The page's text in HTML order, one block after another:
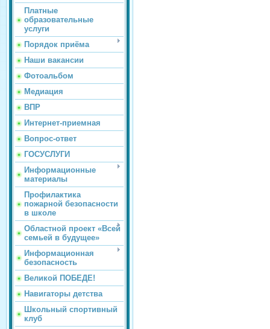
Платные
образовательные
услуги
Порядок приёма
Наши вакансии
Фотоальбом
Медиация
ВПР
Интернет-приемная
Вопрос-ответ
ГОСУСЛУГИ
Информационные
материалы
Профилактика
пожарной безопасности
в школе
Областной проект «Всей
семьей в будущее»
Информационная
безопасность
Великой ПОБЕДЕ!
Навигаторы детства
Школьный спортивный
клуб